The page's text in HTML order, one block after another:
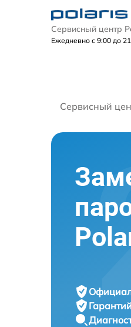
Сервисный центр
Ежедневно с 9:00 до
Сервисный